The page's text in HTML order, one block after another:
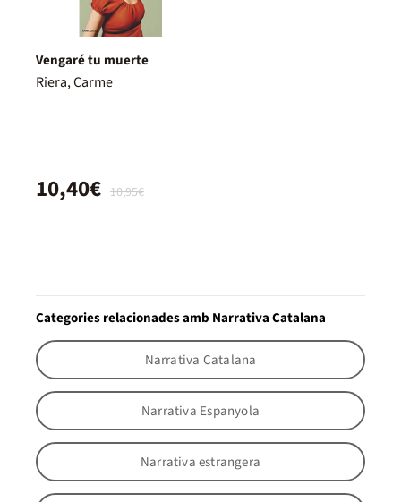
Vengaré tu muerte
Riera, Carme
10,95€
10,40€
Categories relacionades amb Narrativa Catalana
Narrativa Catalana
Narrativa Espanyola
Narrativa estrangera